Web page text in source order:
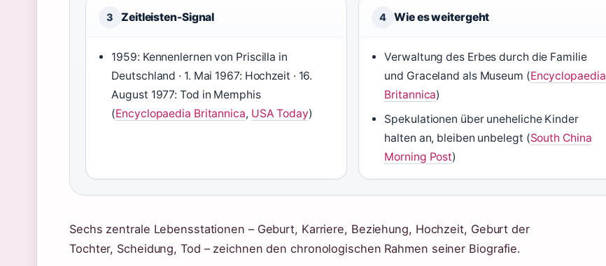
3 Zeitleisten-Signal
1959: Kennenlernen von Priscilla in
Deutschland · 1. Mai 1967: Hochzeit · 16.
August 1977: Tod in Memphis
(Encyclopaedia Britannica, USA Today)
4 Wie es weitergeht
Verwaltung des Erbes durch die Familie
und Graceland als Museum (Encyclopaedia
Britannica)
Spekulationen über uneheliche Kinder
halten an, bleiben unbelegt (South China
Morning Post)
Sechs zentrale Lebensstationen – Geburt, Karriere, Beziehung, Hochzeit, Geburt der
Tochter, Scheidung, Tod – zeichnen den chronologischen Rahmen seiner Biografie.